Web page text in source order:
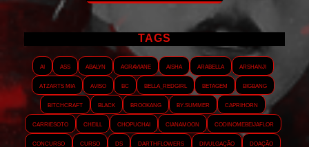
TAGS
AI ASS Abalyn Agraviane Aisha Arabella
Arshanji
Atzarts Mia
Aviso BC Bella_RedGirl Betagem
Bigbang
Bitchcraft
Black Brookang By.summer
Caprihorn
Carriesoto
Cheill Chopuchai Cianamoon
Codinomebeijaflor
Concurso
Curso DS Darthflowers Divulgação Doação